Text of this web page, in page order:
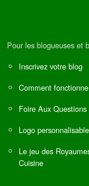
Pour les blogueuses et
Inscrivez votre blog
Comment
Foire Aux Questions
Logo personnalisable
Le jeu des
Cuisine